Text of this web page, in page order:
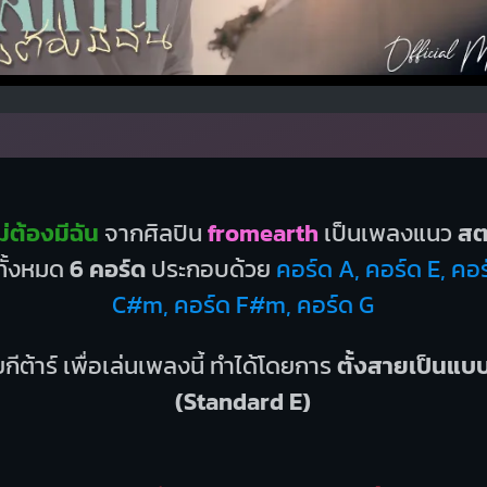
ต้องมีฉัน จากศิลปินfromearth เป็นเพลงแนวส
งหมด6 คอร์ดประกอบด้วย คอร์ด A, คอร์ด E, ค
C#m, คอร์ด F#m, คอร์ด G
ต้าร์ เพื่อเล่นเพลงนี้ ทำได้โดยการตั้งสายเป็นแบ
(Standard E)